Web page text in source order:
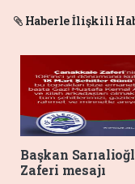
Haberle İlişkili
Başkan
Zaferi mesajı